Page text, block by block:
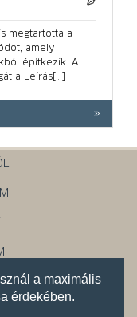
a maximális
érdekében.
megtartotta a
amely
építkezik. A
a Leírás[…]
u. 38.